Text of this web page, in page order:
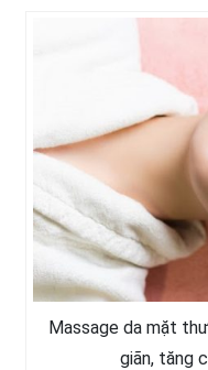
Massage da mặt
giãn, tăng